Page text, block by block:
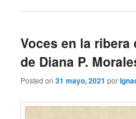
Voces en la ribera
de Diana P.
Posted on31 mayo, 2021 por